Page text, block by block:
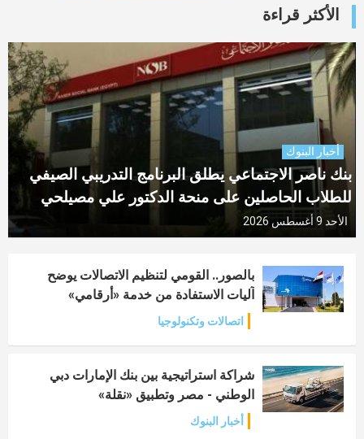
الأكثر قراءة
أخبار البنوك
بنك ناصر الاجتماعي يطلق البرنامج التدريبي الصيفي
للطلاب الحاصلين على منحة الدكتور علي مصيلحي
الأحد 9 أغسطس 2026
بالصور.. القومي لتنظيم الاتصالات يوضح
آليات الاستفادة من خدمة «أرقامي»
اتصالات وتكنولوجيا
شراكة استراتيجية بين بنك الإمارات دبي
الوطني - مصر وتطبيق «نقلة»
أخبار البنوك